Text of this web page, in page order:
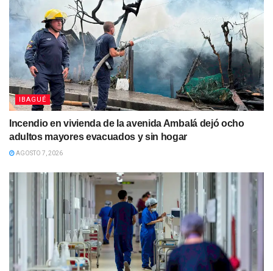
IBAGUÉ
Incendio en vivienda de la avenida Ambalá dejó ocho
adultos mayores evacuados y sin hogar
AGOSTO 7, 2026